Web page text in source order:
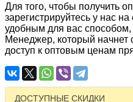
Для того, чтобы получить
зарегистрируйтесь у нас
удобным для вас способом,
Менеджер, который начнет
доступ к оптовым ценам
ДОСТУПНЫЕ СКИДКИ